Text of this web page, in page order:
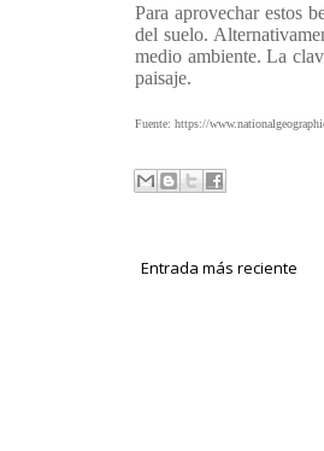
Para aprovechar estos
del suelo.
medio ambiente. La
paisaje.
Fuente: https://
Entrada más reciente